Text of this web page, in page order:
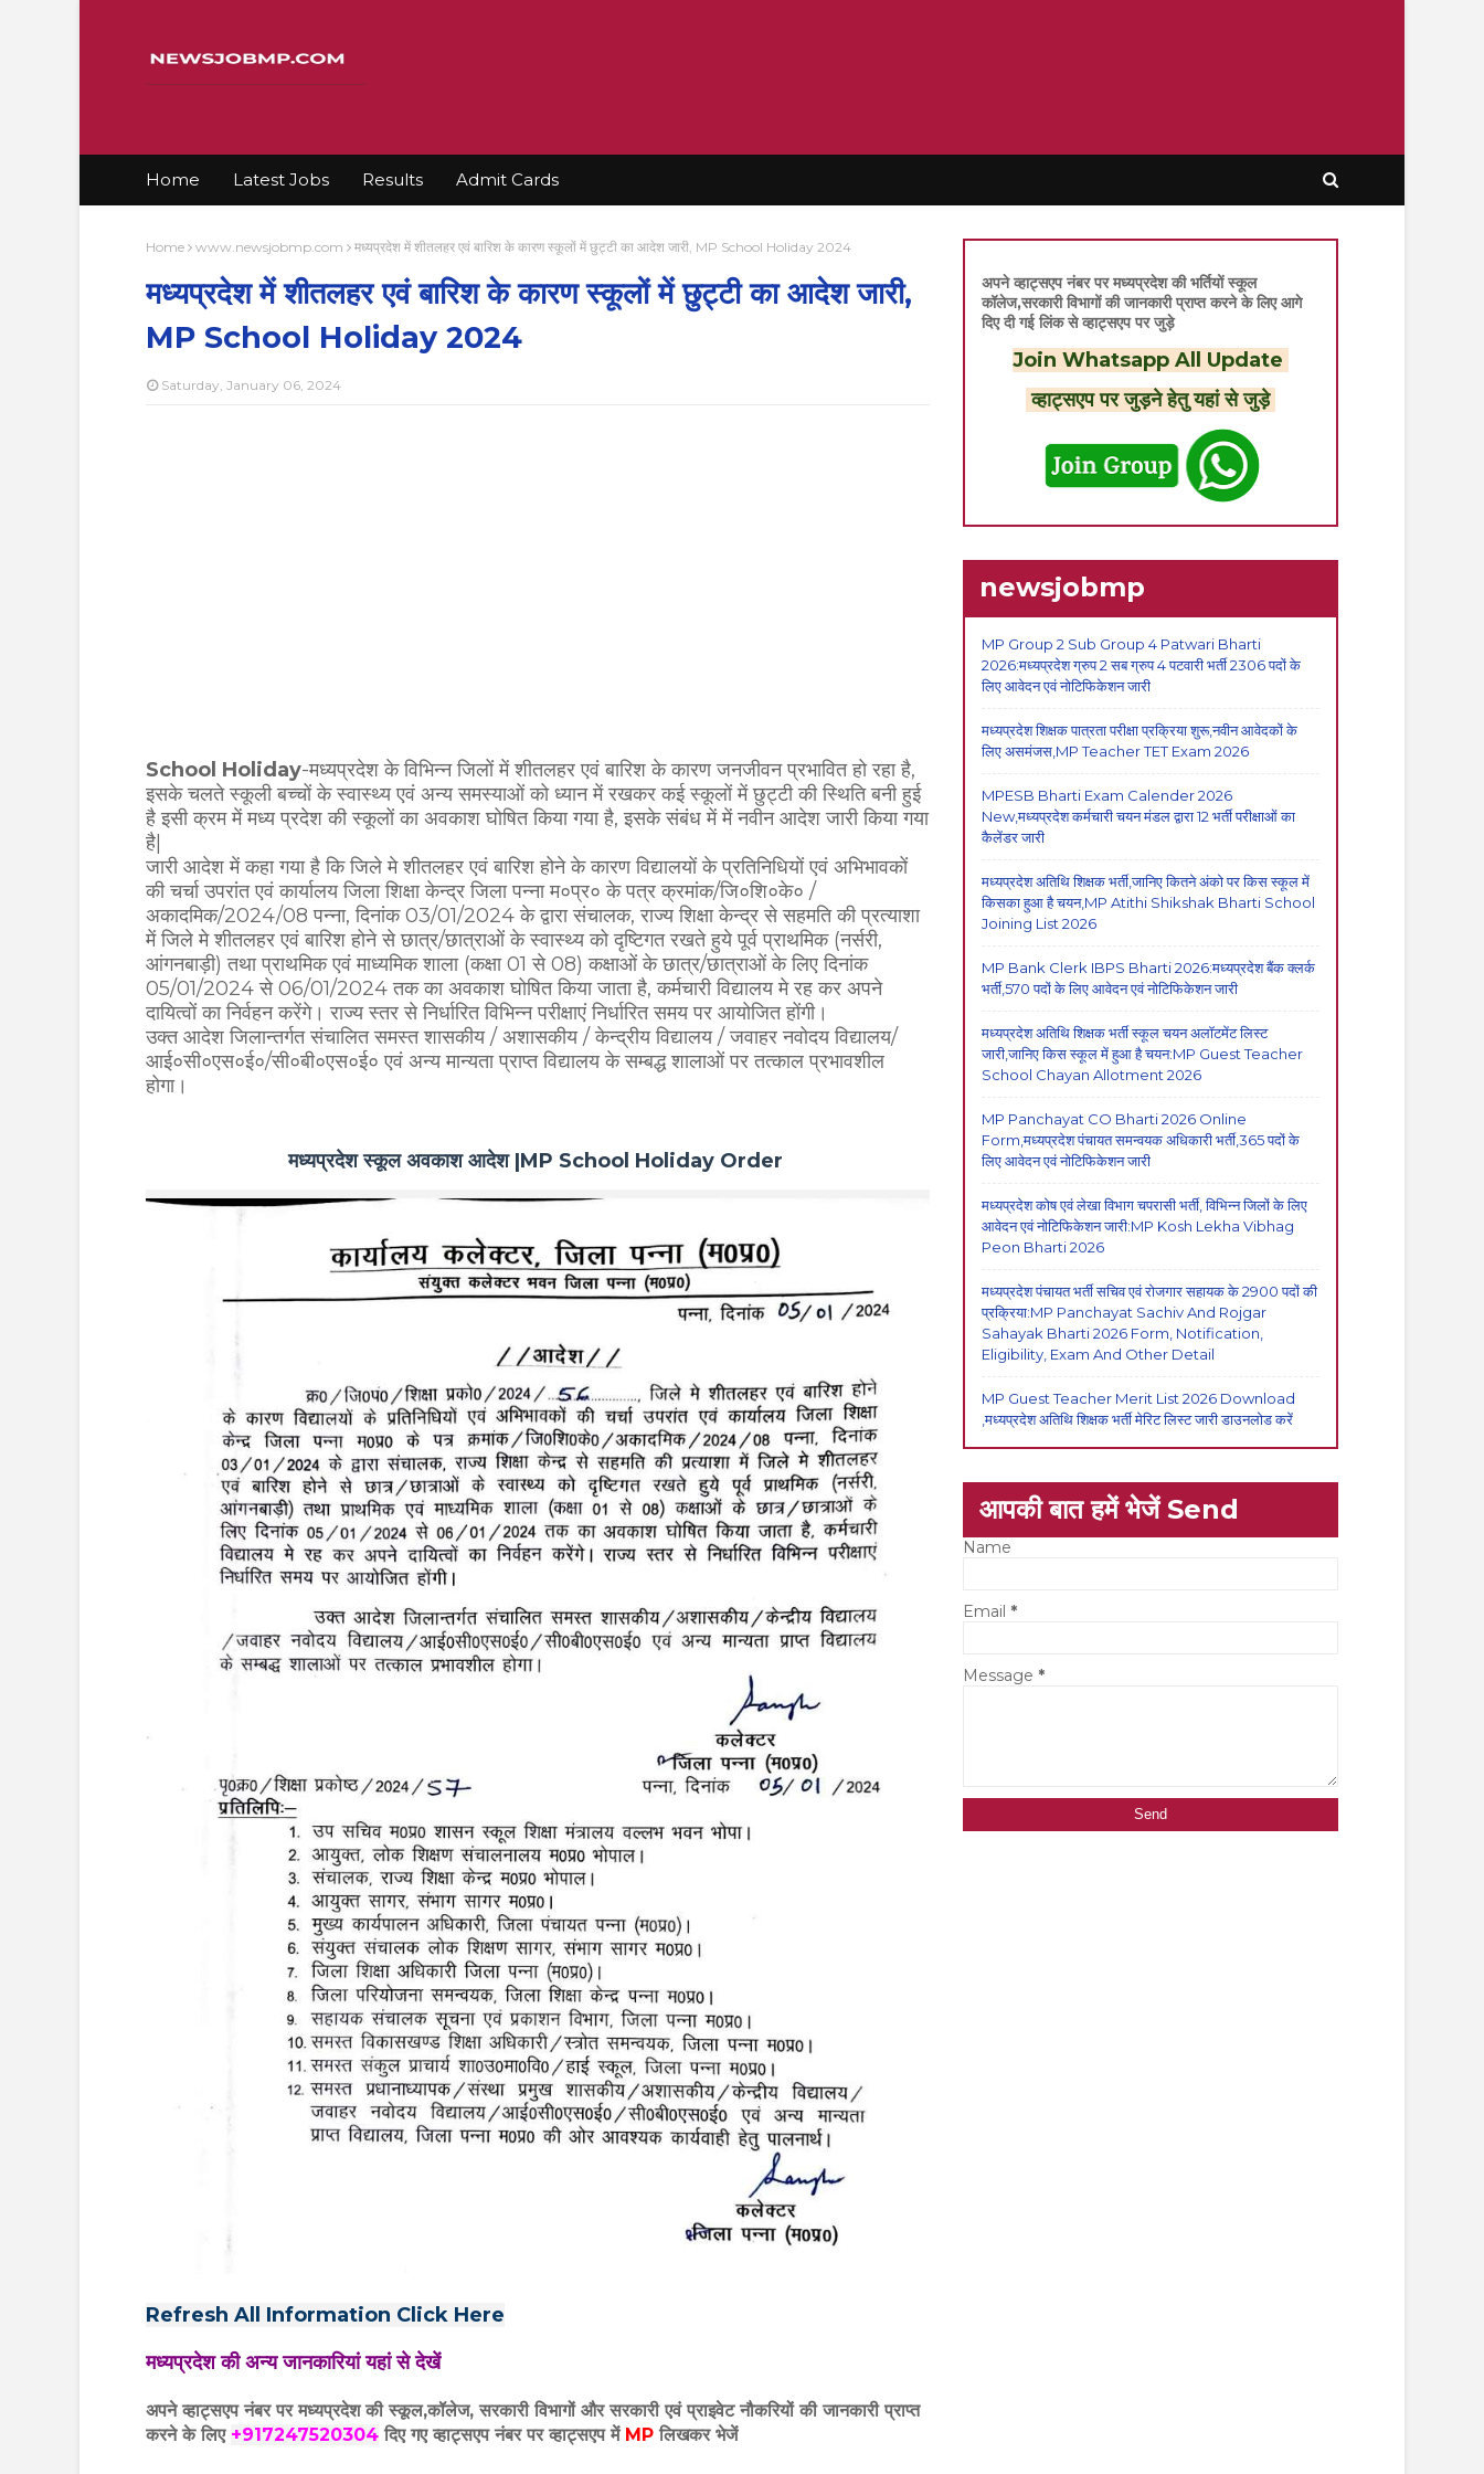
Home Latest Jobs Results Admit Cards
Home www.newsjobmp.com मध्यप्रदेश में शीतलहर एवं बारिश के कारण स्कूलों में छुट्टी का आदेश जारी, MP School Holiday 2024
मध्यप्रदेश में शीतलहर एवं बारिश के कारण स्कूलों में छुट्टी का आदेश जारी,
MP School Holiday 2024
Saturday, January 06, 2024
School Holiday-मध्यप्रदेश के विभिन्न जिलों में शीतलहर एवं बारिश के कारण जनजीवन प्रभावित हो रहा है,
इसके चलते स्कूली बच्चों के स्वास्थ्य एवं अन्य समस्याओं को ध्यान में रखकर कई स्कूलों में छुट्टी की स्थिति बनी हुई
है इसी क्रम में मध्य प्रदेश की स्कूलों का अवकाश घोषित किया गया है, इसके संबंध में में नवीन आदेश जारी किया गया
है|
जारी आदेश में कहा गया है कि जिले मे शीतलहर एवं बारिश होने के कारण विद्यालयों के प्रतिनिधियों एवं अभिभावकों
की चर्चा उपरांत एवं कार्यालय जिला शिक्षा केन्द्र जिला पन्ना म०प्र० के पत्र क्रमांक/जि०शि०के० /
अकादमिक/2024/08 पन्ना, दिनांक 03/01/2024 के द्वारा संचालक, राज्य शिक्षा केन्द्र से सहमति की प्रत्याशा
में जिले मे शीतलहर एवं बारिश होने से छात्र/छात्राओं के स्वास्थ्य को दृष्टिगत रखते हुये पूर्व प्राथमिक (नर्सरी,
आंगनबाड़ी) तथा प्राथमिक एवं माध्यमिक शाला (कक्षा 01 से 08) कक्षाओं के छात्र/छात्राओं के लिए दिनांक
05/01/2024 से 06/01/2024 तक का अवकाश घोषित किया जाता है, कर्मचारी विद्यालय मे रह कर अपने
दायित्वों का निर्वहन करेंगे। राज्य स्तर से निर्धारित विभिन्न परीक्षाएं निर्धारित समय पर आयोजित होंगी।
उक्त आदेश जिलान्तर्गत संचालित समस्त शासकीय / अशासकीय / केन्द्रीय विद्यालय / जवाहर नवोदय विद्यालय/
आई०सी०एस०ई०/सी०बी०एस०ई० एवं अन्य मान्यता प्राप्त विद्यालय के सम्बद्ध शालाओं पर तत्काल प्रभावशील
होगा।
मध्यप्रदेश स्कूल अवकाश आदेश |MP School Holiday Order
Refresh All Information Click Here
मध्यप्रदेश की अन्य जानकारियां यहां से देखें
अपने व्हाट्सएप नंबर पर मध्यप्रदेश की स्कूल,कॉलेज, सरकारी विभागों और सरकारी एवं प्राइवेट नौकरियों की जानकारी प्राप्त
करने के लिए +917247520304 दिए गएव्हाट्सएपनंबर पर व्हाट्सएप में MP लिखकर भेजें
अपने व्हाट्सएप नंबर पर मध्यप्रदेश की भर्तियों स्कूल
कॉलेज,सरकारी विभागों की जानकारी प्राप्त करने के लिए आगे
दिए दी गई लिंक से व्हाट्सएप पर जुड़े
Join Whatsapp All Update
व्हाट्सएप पर जुड़ने हेतु यहां से जुड़े
newsjobmp
MP Group 2 Sub Group 4 Patwari Bharti
2026:मध्यप्रदेश ग्रुप 2 सब ग्रुप 4 पटवारी भर्ती 2306 पदों के
लिए आवेदन एवं नोटिफिकेशन जारी
मध्यप्रदेश शिक्षक पात्रता परीक्षा प्रक्रिया शुरू,नवीन आवेदकों के
लिए असमंजस,MP Teacher TET Exam 2026
MPESB Bharti Exam Calender 2026
New,मध्यप्रदेश कर्मचारी चयन मंडल द्वारा 12 भर्ती परीक्षाओं का
कैलेंडर जारी
मध्यप्रदेश अतिथि शिक्षक भर्ती,जानिए कितने अंको पर किस स्कूल में
किसका हुआ है चयन,MP Atithi Shikshak Bharti School
Joining List 2026
MP Bank Clerk IBPS Bharti 2026:मध्यप्रदेश बैंक क्लर्क
भर्ती,570 पदों के लिए आवेदन एवं नोटिफिकेशन जारी
मध्यप्रदेश अतिथि शिक्षक भर्ती स्कूल चयन अलॉटमेंट लिस्ट
जारी,जानिए किस स्कूल में हुआ है चयन:MP Guest Teacher
School Chayan Allotment 2026
MP Panchayat CO Bharti 2026 Online
Form,मध्यप्रदेश पंचायत समन्वयक अधिकारी भर्ती,365 पदों के
लिए आवेदन एवं नोटिफिकेशन जारी
मध्यप्रदेश कोष एवं लेखा विभाग चपरासी भर्ती, विभिन्न जिलों के लिए
आवेदन एवं नोटिफिकेशन जारी:MP Kosh Lekha Vibhag
Peon Bharti 2026
मध्यप्रदेश पंचायत भर्ती सचिव एवं रोजगार सहायक के 2900 पदों की
प्रक्रिया:MP Panchayat Sachiv And Rojgar
Sahayak Bharti 2026 Form, Notification,
Eligibility, Exam And Other Detail
MP Guest Teacher Merit List 2026 Download
,मध्यप्रदेश अतिथि शिक्षक भर्ती मेरिट लिस्ट जारी डाउनलोड करें
आपकी बात हमें भेजें Send
Name
Email *
Message *